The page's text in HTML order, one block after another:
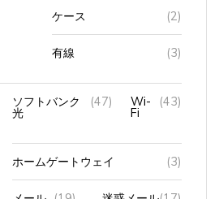
(2)
有線 (3)
光
(47) Wi-
Fi
(43)
ホームゲートウェイ (3)
(19) 迷惑メール (17)